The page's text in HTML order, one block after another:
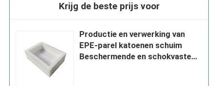
Krijg de beste prijs voor
Productie en verwerking van
EPE-parel katoenen schuim
Beschermende en schokvaste